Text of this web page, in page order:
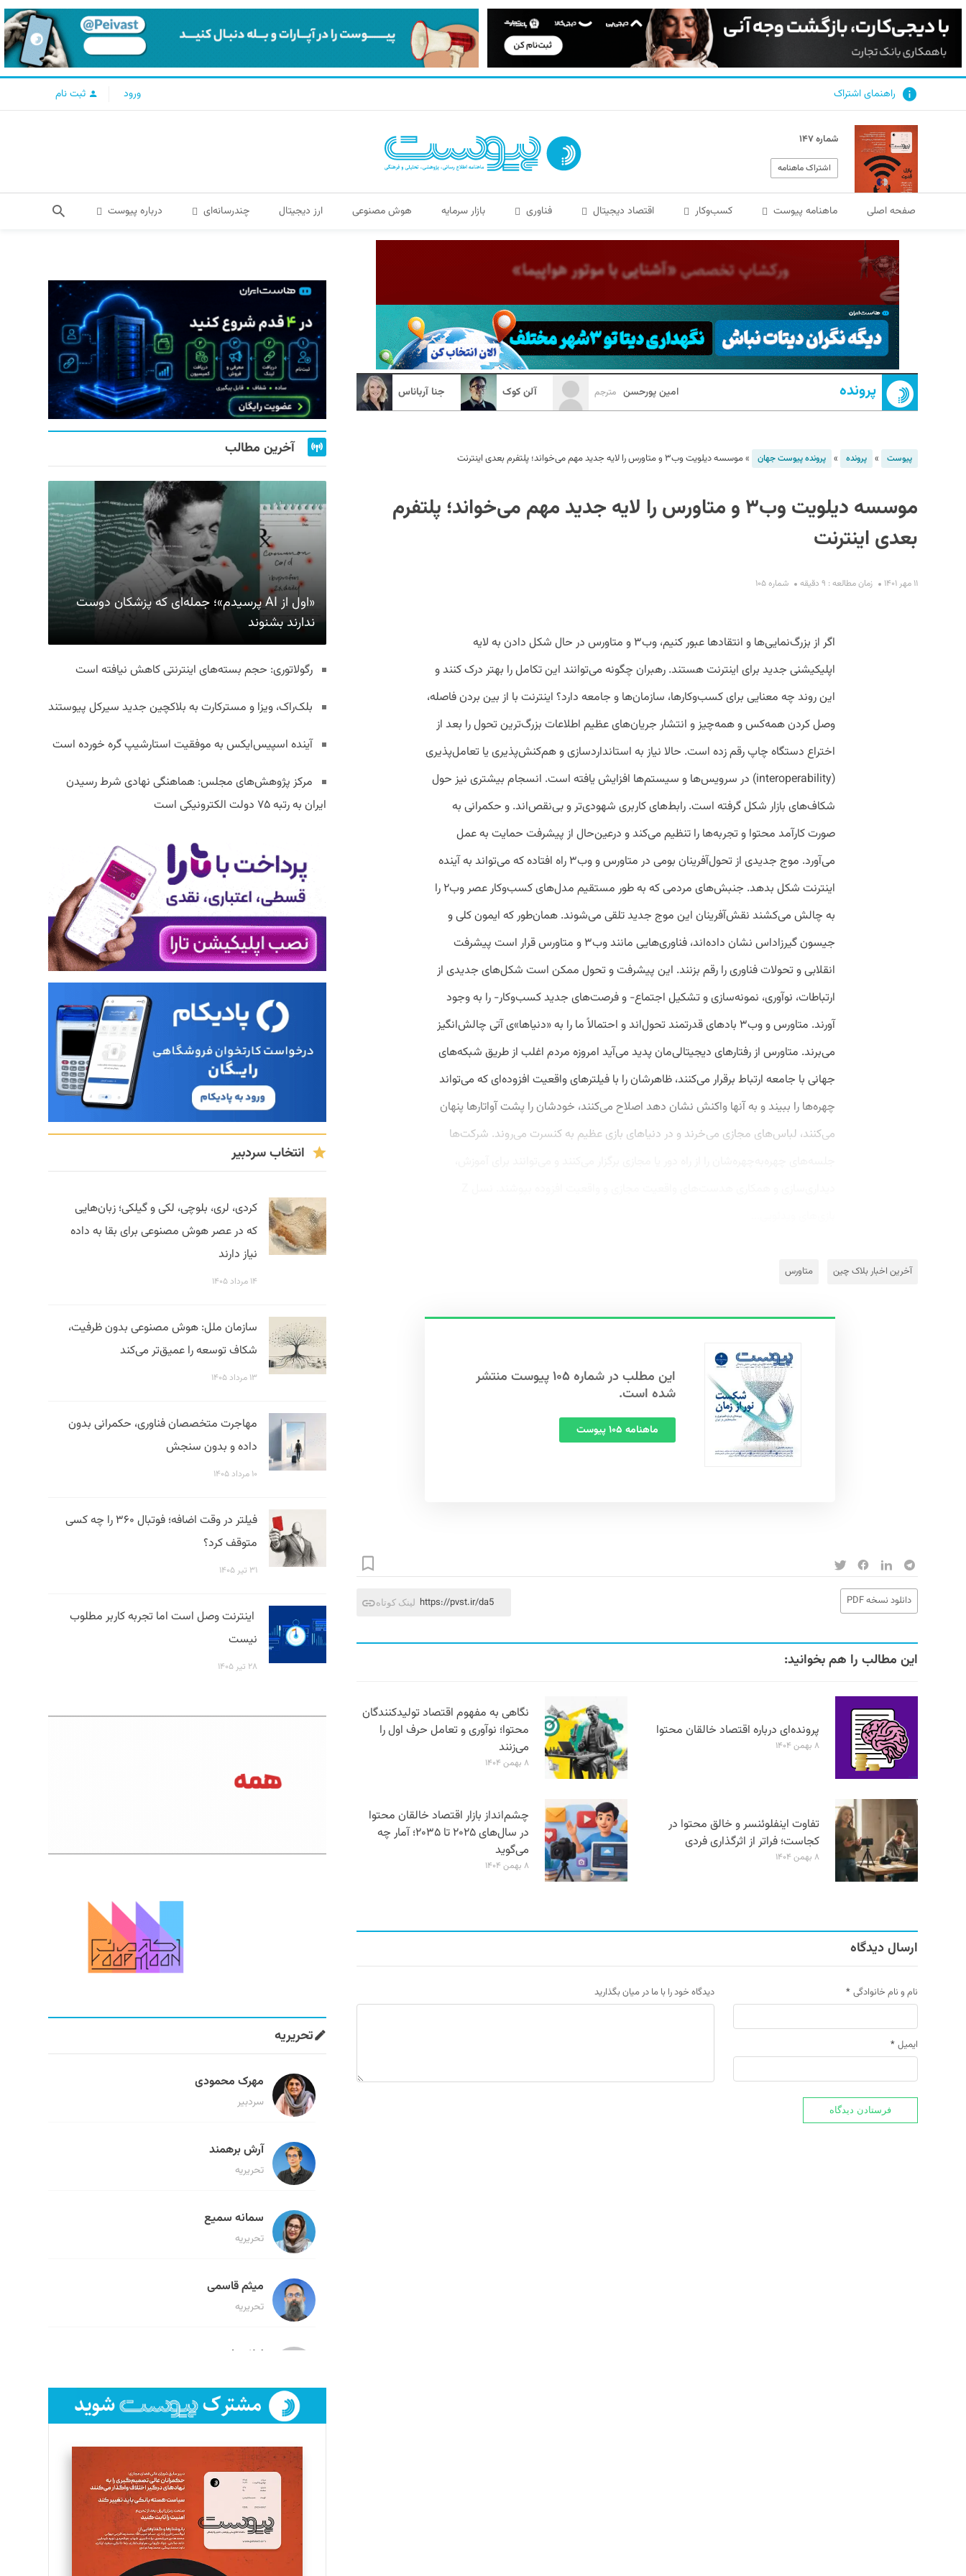
راهنمای اشتراک ورود ثبت نام
شماره ۱۴۷
اشتراک ماهنامه
صفحه اصلی ماهنامه پیوست کسب‌و‌کار اقتصاد دیجیتال فناوری بازار سرمایه هوش مصنوعی ارز دیجیتال چندرسانه‌ای درباره پیوست
پرونده امین پورحسن مترجم آلن کوک جنا آرباناس
پیوست » پرونده » پرونده پیوست جهان »موسسه دیلویت وب۳ و متاورس را لایه جدید مهم می‌خواند؛ پلتفرم بعدی اینترنت
موسسه دیلویت وب۳ و متاورس را لایه جدید مهم می‌خواند؛ پلتفرم
بعدی اینترنت
۱۱ مهر ۱۴۰۱ زمان مطالعه : ۹ دقیقه شماره ۱۰۵
اگر از بزرگ‌نمایی‌ها و انتقادها عبور کنیم، وب۳ و متاورس در حال شکل دادن به لایه
اپلیکیشنی جدید برای اینترنت هستند. رهبران چگونه می‌توانند این تکامل را بهتر درک کنند و
این روند چه معنایی برای کسب‌وکارها، سازمان‌ها و جامعه دارد؟ اینترنت با از بین بردن فاصله،
وصل کردن همه‌کس و همه‌چیز و انتشار جریان‌های عظیم اطلاعات بزرگ‌ترین تحول را بعد از
اختراع دستگاه چاپ رقم زده است. حالا نیاز به استانداردسازی و هم‌کنش‌پذیری یا تعامل‌پذیری
(interoperability) در سرویس‌ها و سیستم‌ها افزایش یافته است. انسجام بیشتری نیز حول
شکاف‌های بازار شکل گرفته است. رابط‌های کاربری شهودی‌تر و بی‌نقص‌اند. و حکمرانی به‌
صورت کارآمد محتوا و تجربه‌ها را تنظیم می‌کند و درعین‌حال از پیشرفت حمایت به عمل
می‌آورد. موج جدیدی از تحول‌آفرینان بومی در متاورس و وب۳ راه افتاده که می‌تواند به آینده
اینترنت شکل بدهد. جنبش‌های مردمی که به ‌طور مستقیم مدل‌های کسب‌وکار عصر وب۲ را
به چالش می‌کشند نقش‌آفرینان این موج جدید تلقی می‌شوند. همان‌طور که ایمون کلی و
جیسون گیرزاداس نشان داده‌اند، فناوری‌هایی مانند وب۳ و متاورس قرار است پیشرفت
انقلابی و تحولات فناوری را رقم بزنند. این پیشرفت و تحول ممکن است شکل‌های جدیدی از
ارتباطات، نوآوری، نمونه‌سازی و تشکیل اجتماع- و فرصت‌های جدید کسب‌وکار- را به وجود
آورند. متاورس و وب۳ بادهای قدرتمند تحول‌اند و احتمالاً ما را به «دنیاها»ی آتی چالش‌انگیز
می‌برند. متاورس از رفتارهای دیجیتالی‌مان پدید می‌آید امروزه مردم اغلب از طریق شبکه‌های
جهانی با جامعه ارتباط برقرار می‌کنند، ظاهرشان را با فیلترهای واقعیت افزوده‌ای که می‌تواند
چهره‌ها را ببیند و به آنها واکنش نشان دهد اصلاح می‌کنند، خودشان را پشت آواتارها پنهان
می‌کنند، لباس‌های مجازی می‌خرند و در دنیاهای بازی عظیم به کنسرت می‌روند. شرکت‌ها
آخرین اخبار بلاک‌ چین متاورس
این مطلب در شماره ۱۰۵ پیوست منتشر
شده است.
ماهنامه ۱۰۵ پیوست
دانلود نسخه PDF لینک کوتاه https://pvst.ir/da5
این مطالب را هم بخوانید:
پرونده‌ای درباره اقتصاد خالقان محتوا
۸ بهمن ۱۴۰۴
نگاهی به مفهوم اقتصاد تولیدکنندگان
محتوا؛ نوآوری و تعامل حرف اول را
می‌زنند
۸ بهمن ۱۴۰۴
تفاوت اینفلوئنسر و خالق محتوا در
کجاست؛ فراتر از اثرگذاری فردی
۸ بهمن ۱۴۰۴
چشم‌انداز بازار اقتصاد خالقان محتوا
در سال‌های ۲۰۲۵ تا ۲۰۳۵؛ آمار چه
می‌گوید
۸ بهمن ۱۴۰۴
ارسال دیدگاه
نام و نام خانوادگی *
ایمیل *
دیدگاه خود را با ما در میان بگذارید
آخرین مطالب
«اول از AI پرسیدم»؛ جمله‌ای که پزشکان دوست
ندارند بشنوند
رگولاتوری: حجم بسته‌های اینترنتی کاهش نیافته است
بلک‌راک، ویزا و مسترکارت به بلاکچین جدید سیرکل پیوستند
آینده اسپیس‌ایکس به موفقیت استارشیپ گره خورده است
مرکز پژوهش‌های مجلس: هماهنگی نهادی شرط رسیدن
ایران به رتبه ۷۵ دولت الکترونیکی است
انتخاب سردبیر
کردی، لری، بلوچی، لکی و گیلکی؛ زبان‌هایی
که در عصر هوش مصنوعی برای بقا به داده
نیاز دارند
۱۴ مرداد ۱۴۰۵
سازمان ملل: هوش مصنوعی بدون ظرفیت،
شکاف توسعه را عمیق‌تر می‌کند
۱۳ مرداد ۱۴۰۵
مهاجرت متخصصان فناوری، حکمرانی بدون
داده و بدون سنجش
۱۰ مرداد ۱۴۰۵
فیلتر در وقت اضافه؛ فوتبال ۳۶۰ را چه کسی
متوقف کرد؟
۳۱ تیر ۱۴۰۵
اینترنت وصل است اما تجربه کاربر مطلوب
نیست
۲۸ تیر ۱۴۰۵
تحریریه
مهرک محمودی
سردبیر
آرش برهمند
تحریریه
سمانه سمیع
تحریریه
میثم قاسمی
تحریریه
لیلا حنارود
فائزه فتحی رستمی
تحریریه
سروش کرمیان
تحریریه
مینا پاکدل